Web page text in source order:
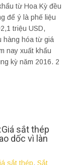
từ Hoa Kỳ đều
để ý là phế liệu
triệu USD,
hàng hóa từ giá
nay xuất khẩu
kỳ năm 2016. 2
sắt thép
dốc vì làn
sắt thép, Sắt